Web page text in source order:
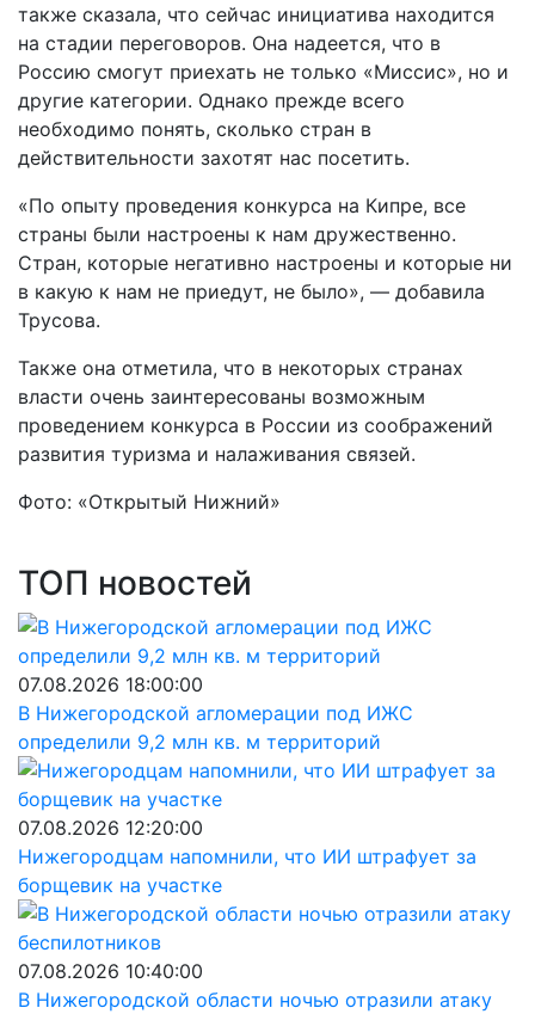
также сказала, что сейчас инициатива находится
на стадии переговоров. Она надеется, что в
Россию смогут приехать не только «Миссис», но и
другие категории. Однако прежде всего
необходимо понять, сколько стран в
действительности захотят нас посетить.
«По опыту проведения конкурса на Кипре, все
страны были настроены к нам дружественно.
Стран, которые негативно настроены и которые ни
в какую к нам не приедут, не было», — добавила
Трусова.
Также она отметила, что в некоторых странах
власти очень заинтересованы возможным
проведением конкурса в России из соображений
развития туризма и налаживания связей.
Фото: «Открытый Нижний»
ТОП новостей
07.08.2026 18:00:00
В Нижегородской агломерации под ИЖС
определили 9,2 млн кв. м территорий
07.08.2026 12:20:00
Нижегородцам напомнили, что ИИ штрафует за
борщевик на участке
07.08.2026 10:40:00
В Нижегородской области ночью отразили атаку